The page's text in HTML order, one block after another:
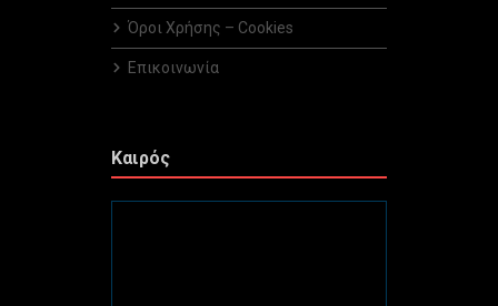
Όροι Χρήσης – Cookies
Επικοινωνία
Καιρός